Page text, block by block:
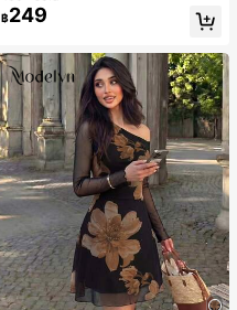
ตรีหรูหรา, ของขวัญสำหรับผู้หญิง (ลาย
สุ่ม)
฿249